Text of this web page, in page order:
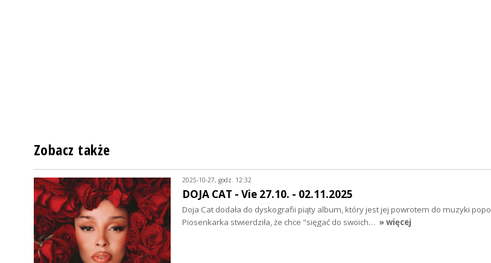
Zobacz także
2025-10-27, godz. 12:32
DOJA CAT - Vie 27.10. - 02.11.2025
Doja Cat dodała do dyskografii piąty album, który jest jej powrotem do muzyki
Piosenkarka stwierdziła, że chce "sięgać do swoich… » więcej